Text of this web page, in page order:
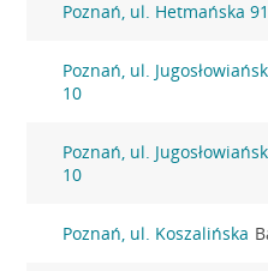
Poznań, ul. Hetmańska 91
Poznań, ul.
10
Poznań, ul.
10
Poznań, ul. Koszalińska